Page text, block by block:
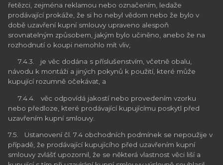
řetězci, zejména reklamou nebo označením, ledaže
prodávající prokáže, že si ho nebyl vědom nebo že bylo v
době uzavření kupní smlouvy upraveno alespoň
srovnatelným způsobem, jakým bylo učiněno, anebo že na
rozhodnutí o koupi nemohlo mít vliv,
7.4.3. je věc dodána s příslušenstvím, včetně obalu,
návodu k montáži a jiných pokynů k použití, které může
kupující rozumně očekávat, a
7.4.4. věc odpovídá jakostí nebo provedením vzorku
nebo předloze, které prodávající kupujícímu poskytl před
uzavřením kupní smlouvy.
7.5. Ustanovení čl. 7.4 obchodních podmínek se nepoužije v
případě, že prodávající kupujícího před uzavřením kupní
smlouvy zvlášť upozornil, že se některá vlastnost věci liší a